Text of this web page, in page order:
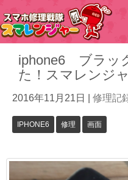
iphone6 ブラッ
た！スマレンジ
2016年11月21日 修理記
IPHONE6 修理 画面